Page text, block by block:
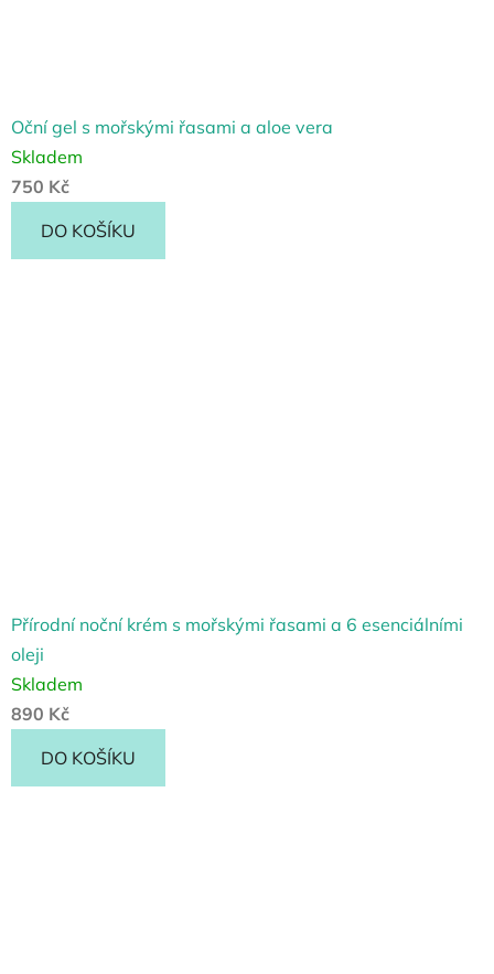
Oční gel s mořskými řasami a aloe vera
Skladem
750 Kč
DO KOŠÍKU
Přírodní noční krém s mořskými řasami a 6 esenciálními
oleji
Skladem
890 Kč
DO KOŠÍKU